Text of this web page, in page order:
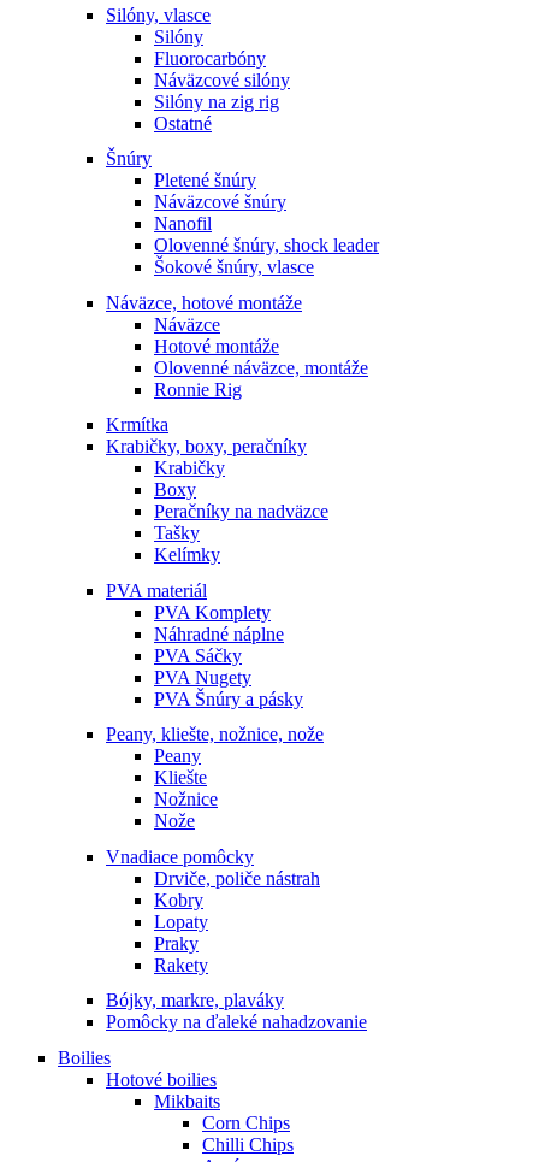
Silóny, vlasce
Silóny
Fluorocarbóny
Náväzcové silóny
Silóny na zig rig
Ostatné
Šnúry
Pletené šnúry
Náväzcové šnúry
Nanofil
Olovenné šnúry, shock leader
Šokové šnúry, vlasce
Náväzce, hotové montáže
Náväzce
Hotové montáže
Olovenné náväzce, montáže
Ronnie Rig
Krmítka
Krabičky, boxy, peračníky
Krabičky
Boxy
Peračníky na nadväzce
Tašky
Kelímky
PVA materiál
PVA Komplety
Náhradné náplne
PVA Sáčky
PVA Nugety
PVA Šnúry a pásky
Peany, kliešte, nožnice, nože
Peany
Kliešte
Nožnice
Nože
Vnadiace pomôcky
Drviče, poliče nástrah
Kobry
Lopaty
Praky
Rakety
Bójky, markre, plaváky
Pomôcky na ďaleké nahadzovanie
Boilies
Hotové boilies
Mikbaits
Corn Chips
Chilli Chips